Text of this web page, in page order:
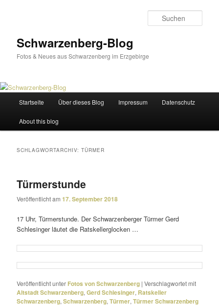
Schwarzenberg-Blog
Fotos & Neues aus Schwarzenberg im Erzgebirge
Startseite Über dieses Blog Impressum Datenschutz
About this blog
SCHLAGWORTARCHIV:TÜRMER
Türmerstunde
Veröffentlicht am17. September 2018
17 Uhr, Türmerstunde. Der Schwarzenberger Türmer Gerd
Schlesinger läutet die Ratskellerglocken …
Veröffentlicht unter Fotos von Schwarzenberg |Verschlagwortet mit
Altstadt Schwarzenberg,Gerd Schlesinger, Ratskeller
Schwarzenberg,Schwarzenberg,Türmer,Türmer Schwarzenberg